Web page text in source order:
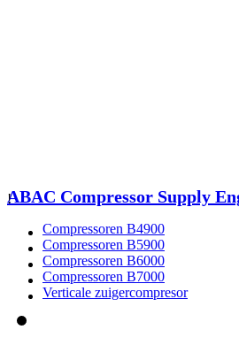
ABAC Compressor Supply
!
Compressoren B4900
Compressoren B5900
Compressoren B6000
Compressoren B7000
Verticale zuigercompresor